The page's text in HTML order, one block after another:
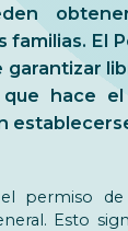
familias. El
hace
permiso de
Esto